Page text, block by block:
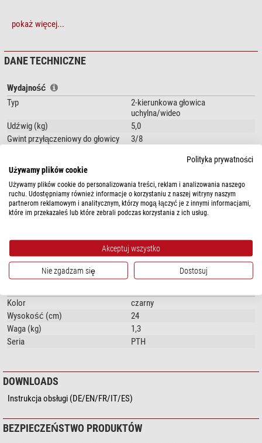
pokaż więcej...
DANE TECHNICZNE
Wydajność
Typ
2-kierunkowa głowica
uchylna/wideo
Udźwig (kg)
5,0
Gwint przyłączeniowy do głowicy
3/8
Zakres obrotu (°)
Ilość libeli
0
Specyfika
Zacisk obrotowy
tak
Obsługa jedną ręką
-
Podziałka panoramiczna
Kolor
czarny
Wysokość (cm)
24
Waga (kg)
1,3
Seria
PTH
DOWNLOADS
Instrukcja obsługi (DE/EN/FR/IT/ES)
BEZPIECZEŃSTWO PRODUKTÓW
Polityka prywatności
Używamy plików cookie
Używamy plików cookie do personalizowania treści, reklam i analizowania naszego
ruchu. Udostępniamy również informacje o korzystaniu z naszej witryny naszym
partnerom reklamowym i analitycznym, którzy mogą łączyć je z innymi informacjami,
które im przekazałeś lub które zebrali podczas korzystania z ich usług.
Akceptuj wszystko
Nie zgadzam się Dostosuj